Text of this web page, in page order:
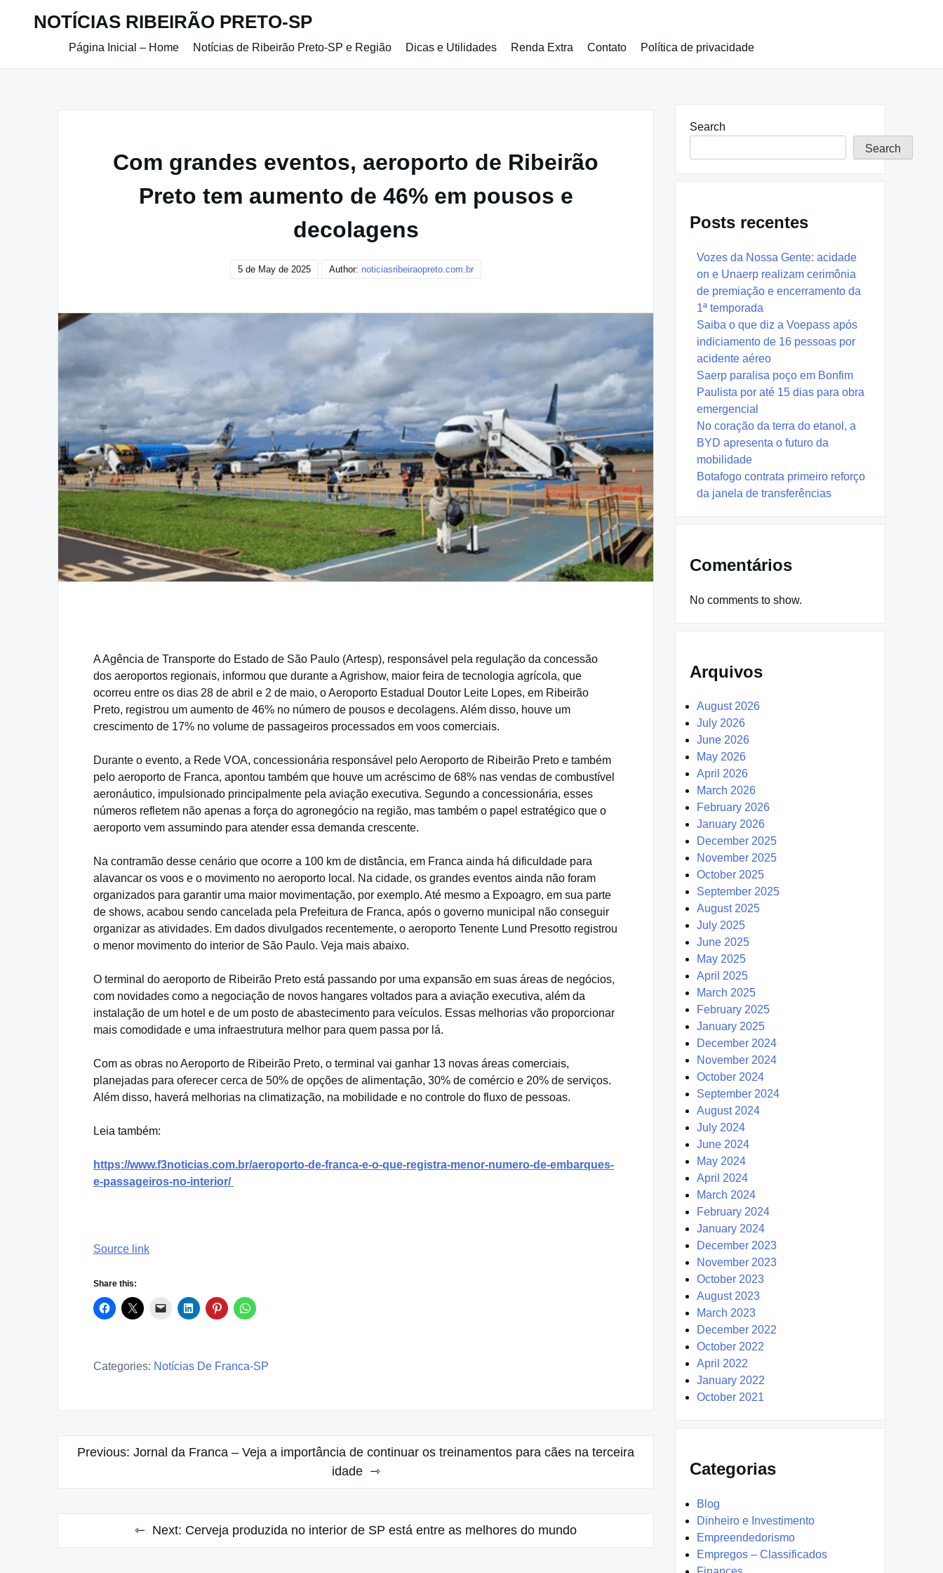
NOTÍCIAS RIBEIRÃO PRETO-SP
Página Inicial – Home Notícias de Ribeirão Preto-SP e Região Dicas e Utilidades Renda Extra Contato Política de privacidade
Com grandes eventos, aeroporto de Ribeirão
Preto tem aumento de 46% em pousos e
decolagens
5 de May de 2025 Author: noticiasribeiraopreto.com.br
A Agência de Transporte do Estado de São Paulo (Artesp), responsável pela regulação da concessão
dos aeroportos regionais, informou que durante a Agrishow, maior feira de tecnologia agrícola, que
ocorreu entre os dias 28 de abril e 2 de maio, o Aeroporto Estadual Doutor Leite Lopes, em Ribeirão
Preto, registrou um aumento de 46% no número de pousos e decolagens. Além disso, houve um
crescimento de 17% no volume de passageiros processados em voos comerciais.
Durante o evento, a Rede VOA, concessionária responsável pelo Aeroporto de Ribeirão Preto e também
pelo aeroporto de Franca, apontou também que houve um acréscimo de 68% nas vendas de combustível
aeronáutico, impulsionado principalmente pela aviação executiva. Segundo a concessionária, esses
números refletem não apenas a força do agronegócio na região, mas também o papel estratégico que o
aeroporto vem assumindo para atender essa demanda crescente.
Na contramão desse cenário que ocorre a 100 km de distância, em Franca ainda há dificuldade para
alavancar os voos e o movimento no aeroporto local. Na cidade, os grandes eventos ainda não foram
organizados para garantir uma maior movimentação, por exemplo. Até mesmo a Expoagro, em sua parte
de shows, acabou sendo cancelada pela Prefeitura de Franca, após o governo municipal não conseguir
organizar as atividades. Em dados divulgados recentemente, o aeroporto Tenente Lund Presotto registrou
o menor movimento do interior de São Paulo. Veja mais abaixo.
O terminal do aeroporto de Ribeirão Preto está passando por uma expansão em suas áreas de negócios,
com novidades como a negociação de novos hangares voltados para a aviação executiva, além da
instalação de um hotel e de um posto de abastecimento para veículos. Essas melhorias vão proporcionar
mais comodidade e uma infraestrutura melhor para quem passa por lá.
Com as obras no Aeroporto de Ribeirão Preto, o terminal vai ganhar 13 novas áreas comerciais,
planejadas para oferecer cerca de 50% de opções de alimentação, 30% de comércio e 20% de serviços.
Além disso, haverá melhorias na climatização, na mobilidade e no controle do fluxo de pessoas.
Leia também:
https://www.f3noticias.com.br/aeroporto-de-franca-e-o-que-registra-menor-numero-de-embarques-
e-passageiros-no-interior/
Source link
Share this:
Categories: Notícias De Franca-SP
Post
Previous: Jornal da Franca – Veja a importância de continuar os treinamentos para cães na terceira
idade
Next: Cerveja produzida no interior de SP está entre as melhores do mundo
Search
Search
Posts recentes
Vozes da Nossa Gente: acidade
on e Unaerp realizam cerimônia
de premiação e encerramento da
1ª temporada
Saiba o que diz a Voepass após
indiciamento de 16 pessoas por
acidente aéreo
Saerp paralisa poço em Bonfim
Paulista por até 15 dias para obra
emergencial
No coração da terra do etanol, a
BYD apresenta o futuro da
mobilidade
Botafogo contrata primeiro reforço
da janela de transferências
Comentários
No comments to show.
Arquivos
August 2026
July 2026
June 2026
May 2026
April 2026
March 2026
February 2026
January 2026
December 2025
November 2025
October 2025
September 2025
August 2025
July 2025
June 2025
May 2025
April 2025
March 2025
February 2025
January 2025
December 2024
November 2024
October 2024
September 2024
August 2024
July 2024
June 2024
May 2024
April 2024
March 2024
February 2024
January 2024
December 2023
November 2023
October 2023
August 2023
March 2023
December 2022
October 2022
April 2022
January 2022
October 2021
Categorias
Blog
Dinheiro e Investimento
Empreendedorismo
Empregos – Classificados